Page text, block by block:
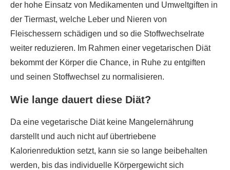
der hohe Einsatz von Medikamenten und Umweltgiften in
der Tiermast, welche Leber und Nieren von
Fleischessern schädigen und so die Stoffwechselrate
weiter reduzieren. Im Rahmen einer vegetarischen Diät
bekommt der Körper die Chance, in Ruhe zu entgiften
und seinen Stoffwechsel zu normalisieren.
Wie lange dauert diese Diät?
Da eine vegetarische Diät keine Mangelernährung
darstellt und auch nicht auf übertriebene
Kalorienreduktion setzt, kann sie so lange beibehalten
werden, bis das individuelle Körpergewicht sich